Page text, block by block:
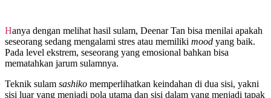
Hanya dengan melihat hasil sulam, Deenar Tan bisa menilai apakah
seseorang sedang mengalami stres atau memiliki mood yang baik.
Pada level ekstrem, seseorang yang emosional bahkan bisa
mematahkan jarum sulamnya.
Teknik sulam sashiko memperlihatkan keindahan di dua sisi, yakni
sisi luar yang menjadi pola utama dan sisi dalam yang menjadi tapak